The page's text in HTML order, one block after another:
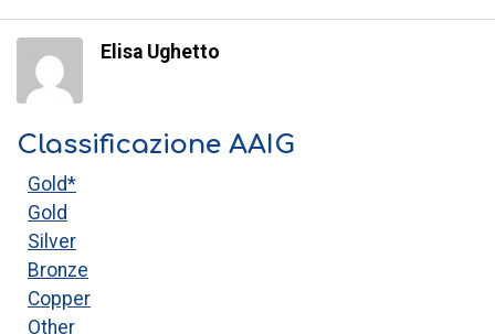
Elisa Ughetto
Classificazione AAIG
Gold*
Gold
Silver
Bronze
Copper
Other